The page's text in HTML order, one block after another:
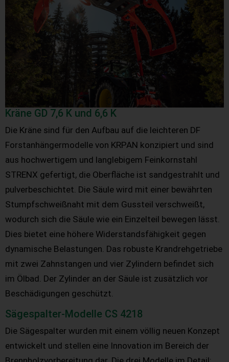
Kräne GD 7,6 K und 6,6 K
Die Kräne sind für den Aufbau auf die leichteren DF
Forstanhängermodelle von KRPAN konzipiert und sind
aus hochwertigem und langlebigem Feinkornstahl
STRENX gefertigt, die Oberfläche ist sandgestrahlt und
pulverbeschichtet. Die Säule wird mit einer bewährten
Stumpfschweißnaht mit dem Gussteil verschweißt,
wodurch sich die Säule wie ein Einzelteil bewegen lässt.
Dies bietet eine höhere Widerstandsfähigkeit gegen
dynamische Belastungen. Das robuste Krandrehgetriebe
mit zwei Zahnstangen und vier Zylindern befindet sich
im Ölbad. Der Zylinder an der Säule ist zusätzlich vor
Beschädigungen geschützt.
Sägespalter-Modelle CS 4218
Die Sägespalter wurden mit einem völlig neuen Konzept
entwickelt und stellen eine Innovation im Bereich der